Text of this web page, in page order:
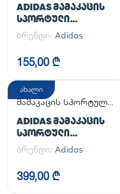
ADIDAS ᲛᲐᲛᲐᲙᲐᲪᲘᲡ
ᲡᲞᲝᲠᲢᲣᲚᲘ
ᲤᲔᲮᲡᲐᲪᲛᲔᲚᲘ
ADILETTE
ბრენდი: Adidas
155,00 ₾
ახალი
მამაკაცის სპორტული
ADIDAS ᲛᲐᲛᲐᲙᲐᲪᲘᲡ
ᲡᲞᲝᲠᲢᲣᲚᲘ
ᲤᲔᲮᲡᲐᲪᲛᲔᲚᲘ
HANDBALL SPEZIAL
ბრენდი: Adidas
399,00 ₾